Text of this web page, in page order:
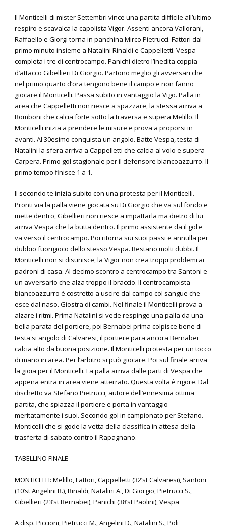
Il Monticelli di mister Settembri vince una partita difficile all’ultimo
respiro e scavalca la capolista Vigor. Assenti ancora Vallorani,
Raffaello e Giorgi torna in panchina Mirco Pietrucci. Fattori dal
primo minuto insieme a Natalini Rinaldi e Cappelletti. Vespa
completa i tre di centrocampo. Panichi dietro l’inedita coppia
d’attacco Gibellieri Di Giorgio. Partono meglio gli avversari che
nel primo quarto d’ora tengono bene il campo e non fanno
giocare il Monticelli. Passa subito in vantaggio la Vigo. Palla in
area che Cappelletti non riesce a spazzare, la stessa arriva a
Romboni che calcia forte sotto la traversa e supera Melillo. Il
Monticelli inizia a prendere le misure e prova a proporsi in
avanti. Al 30esimo conquista un angolo. Batte Vespa, testa di
Natalini la sfera arriva a Cappelletti che calcia al volo e supera
Carpera. Primo gol stagionale per il defensore biancoazzurro. Il
primo tempo finisce 1 a 1.
Il secondo te inizia subito con una protesta per il Monticelli.
Pronti via la palla viene giocata su Di Giorgio che va sul fondo e
mette dentro, Gibellieri non riesce a impattarla ma dietro di lui
arriva Vespa che la butta dentro. Il primo assistente da il gol e
va verso il centrocampo. Poi ritorna sui suoi passi e annulla per
dubbio fuorigioco dello stesso Vespa. Restano molti dubbi. Il
Monticelli non si disunisce, la Vigor non crea troppi problemi ai
padroni di casa. Al decimo scontro a centrocampo tra Santoni e
un avversario che alza troppo il braccio. Il centrocampista
biancoazzurro è costretto a uscire dal campo col sangue che
esce dal naso. Giostra di cambi. Nel finale il Monticelli prova a
alzare i ritmi. Prima Natalini si vede respinge una palla da una
bella parata del portiere, poi Bernabei prima colpisce bene di
testa si angolo di Calvaresi, il portiere para ancora Bernabei
calcia alto da buona posizione. Il Monticelli protesta per un tocco
di mano in area. Per l’arbitro si può giocare. Poi sul finale arriva
la gioia per il Monticelli. La palla arriva dalle parti di Vespa che
appena entra in area viene atterrato. Questa volta è rigore. Dal
dischetto va Stefano Pietrucci, autore dell’ennesima ottima
partita, che spiazza il portiere e porta in vantaggio
meritatamente i suoi. Secondo gol in campionato per Stefano.
Monticelli che si gode la vetta della classifica in attesa della
trasferta di sabato contro il Rapagnano.
TABELLINO FINALE
MONTICELLI: Melillo, Fattori, Cappelletti (32’st Calvaresi), Santoni
(10’st Angelini R.), Rinaldi, Natalini A., Di Giorgio, Pietrucci S.,
Gibellieri (23’st Bernabei), Panichi (38’st Paolini), Vespa
A disp. Piccioni, Pietrucci M., Angelini D., Natalini S., Poli